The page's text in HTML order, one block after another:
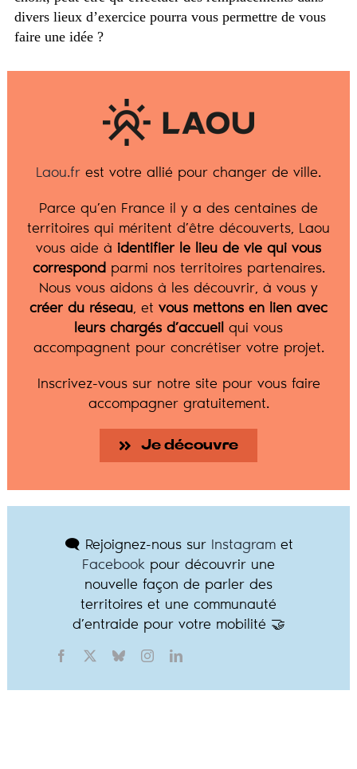
divers lieux d’exercice pourra vous permettre de vous
faire une idée ?
Laou.fr est votre allié pour changer de ville.
Parce qu’en France il y a des centaines de
territoires qui méritent d’être découverts, Laou
vous aide à identifier le lieu de vie qui vous
correspondparmi nos territoires partenaires.
Nous vous aidons à les découvrir, à vous y
créer du réseau, et vous mettons en lien avec
leurs chargés d’accueil qui vous
accompagnent pour concrétiser votre projet.
Inscrivez-vous sur notre site pour vous faire
accompagner gratuitement.
Je découvre
🗨️ Rejoignez-nous sur Instagramet
Facebook pour découvrir une
nouvelle façon de parler des
territoires et une communauté
d’entraide pour votre mobilité 🤝